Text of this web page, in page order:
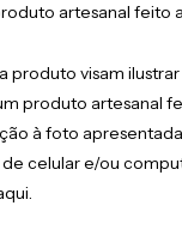
artesanal feito
produto visam
produto artesanal
à foto
celular e/ou